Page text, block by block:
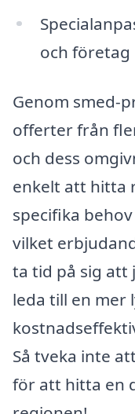
och företag
Genom smed-
offerter från
och dess
enkelt att hitta
specifika
vilket
ta tid på sig att
leda till en mer
Så tveka inte
för att hitta en